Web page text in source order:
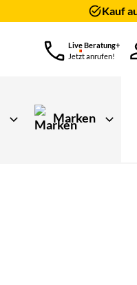
Kauf
Live Beratung+
Jetzt anrufen!
Marken